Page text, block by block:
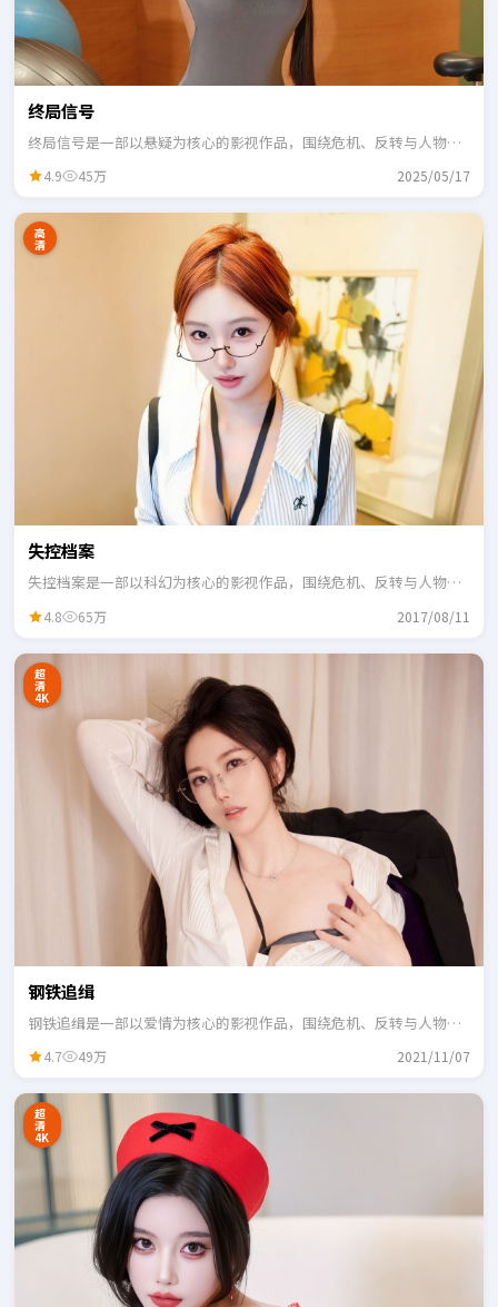
终局信号
终局信号是一部以悬疑为核心的影视作品，围绕危机、反转与人物成
4.9 45万 2025/05/17
高
清
失控档案
失控档案是一部以科幻为核心的影视作品，围绕危机、反转与人物成
4.8 65万 2017/08/11
超
清
4K
钢铁追缉
钢铁追缉是一部以爱情为核心的影视作品，围绕危机、反转与人物成
4.7 49万 2021/11/07
超
清
4K